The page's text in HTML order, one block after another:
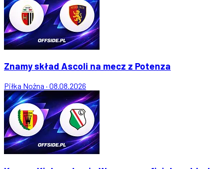
Znamy skład Ascoli na mecz z Potenza
Piłka Nożna · 08.08.2026